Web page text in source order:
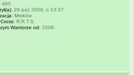
465
29 paź 2009, o 13:37
Mroków
R.R.T.S.
Warriorze od: 2006